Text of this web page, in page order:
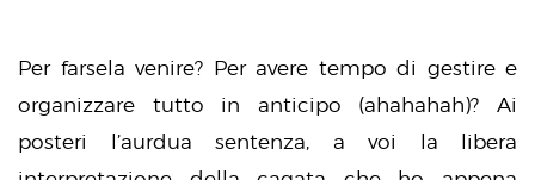
Per farsela venire? Per avere tempo di gestire e
organizzare tutto in anticipo (ahahahah)? Ai
posteri l’aurdua sentenza, a voi la libera